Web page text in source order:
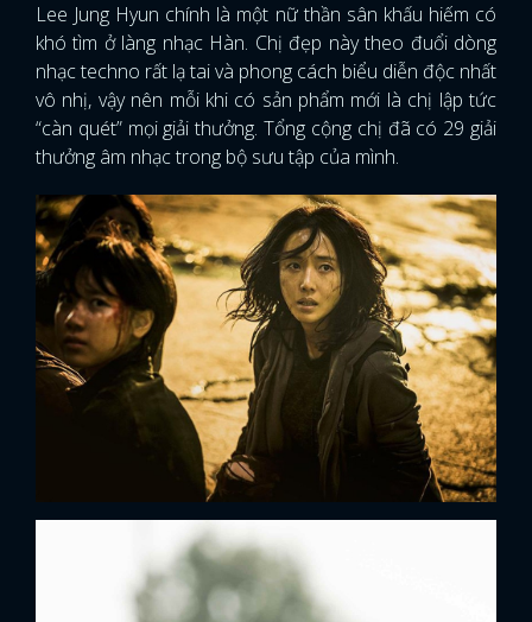
Lee Jung Hyun chính là một nữ thần sân khấu hiếm có
khó tìm ở làng nhạc Hàn. Chị đẹp này theo đuổi dòng
nhạc techno rất lạ tai và phong cách biểu diễn độc nhất
vô nhị, vậy nên mỗi khi có sản phẩm mới là chị lập tức
“càn quét” mọi giải thưởng. Tổng cộng chị đã có 29 giải
thưởng âm nhạc trong bộ sưu tập của mình.